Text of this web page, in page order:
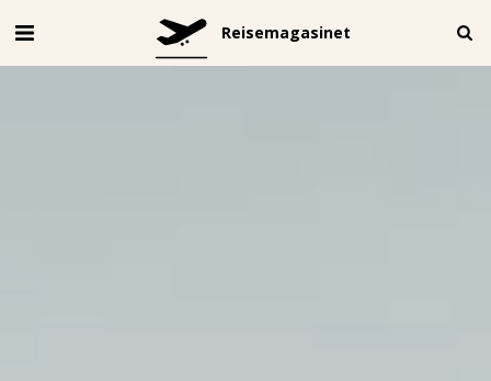
Reisemagasinet